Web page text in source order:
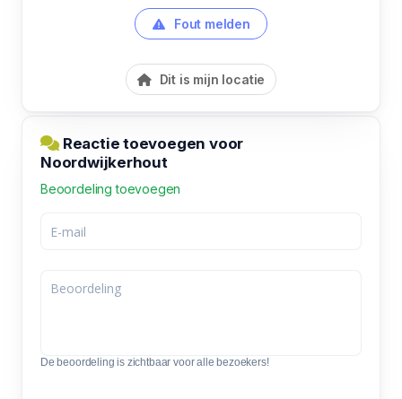
Fout melden
Dit is mijn locatie
Reactie toevoegen voor
Noordwijkerhout
Beoordeling toevoegen
De beoordeling is zichtbaar voor alle bezoekers!